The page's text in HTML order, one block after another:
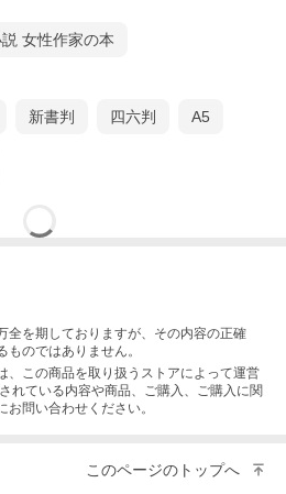
女性作家の本
新書判 四六判 A5
全を期しておりますが、その内容の正確
のではありません。
、この商品を取り扱うストアによって運営
れている内容や商品、ご購入 、ご購入に関
問い合わせください。
このページのトップへ